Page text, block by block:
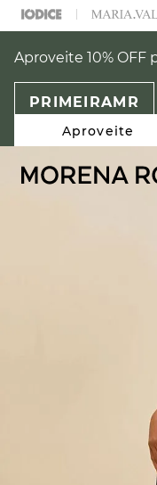
Aproveite 10% OFF
PRIMEIRAMR
Aproveite